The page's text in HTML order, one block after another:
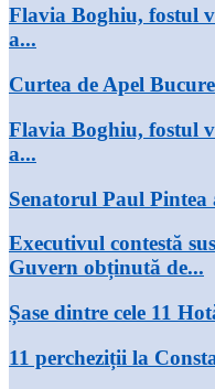
Flavia Boghiu, fostul
a...
Curtea de Apel
Flavia Boghiu, fostul
a...
Senatorul Paul Pintea
Executivul contestă
Guvern obținută de...
Șase dintre cele 11
11 percheziții la